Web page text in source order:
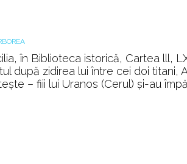
în Biblioteca istorică, Cartea lll,
după zidirea lui între cei doi titani,
– fiii lui Uranos (Cerul) şi-au